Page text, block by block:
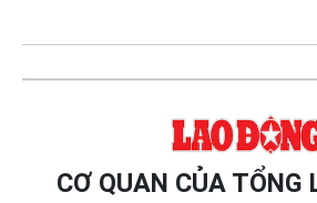
CƠ QUAN CỦA TỔNG